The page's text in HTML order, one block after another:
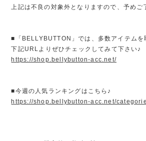
上記は不良の対象外となりますので、予めご
■「BELLYBUTTON」では、多数アイテムを
下記URLよりぜひチェックしてみて下さい♪
https://shop.bellybutton-acc.net/
■今週の人気ランキングはこちら♪
https://shop.bellybutton-acc.net/